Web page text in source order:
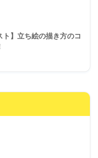
ト】立ち絵の描き方のコ